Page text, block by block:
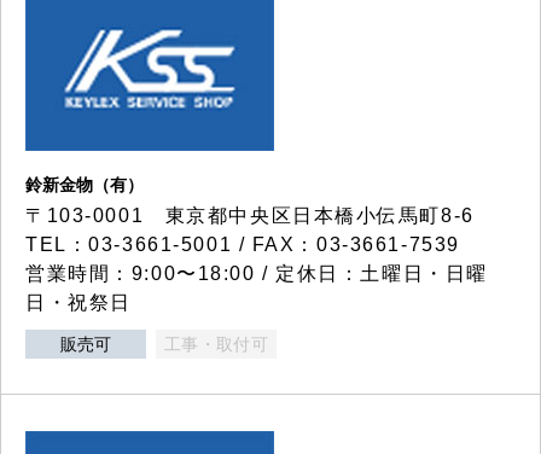
鈴新金物（有）
〒103-0001 東京都中央区日本橋小伝馬町8-6
TEL：03-3661-5001 / FAX：03-3661-7539
営業時間：9:00〜18:00 / 定休日：土曜日・日曜
日・祝祭日
販売可 工事・取付可